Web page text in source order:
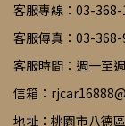
客服專線：03-368-
客服傳真：03-368-
客服時間：週一至
信箱：
地址：桃園市八德